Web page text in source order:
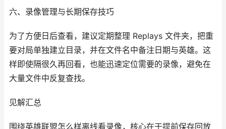
六、录像管理与长期保存技巧
为了方便日后查看，建议定期整理 Replays 文件夹，把重
要对局单独建立目录，并在文件名中备注日期与英雄。这
样即使隔很久再回看，也能迅速定位需要的录像，避免在
大量文件中反复查找。
见解汇总
围绕英雄联盟怎么样离线看录像，核心在于提前保存回放